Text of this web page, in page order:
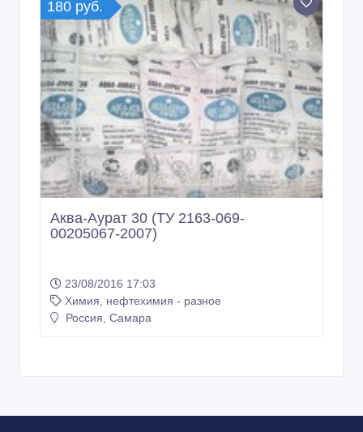
180 руб.
Аква-Аурат 30 (ТУ 2163-069-
00205067-2007)
23/08/2016 17:03
Химия, нефтехимия - разное
Россия, Самара